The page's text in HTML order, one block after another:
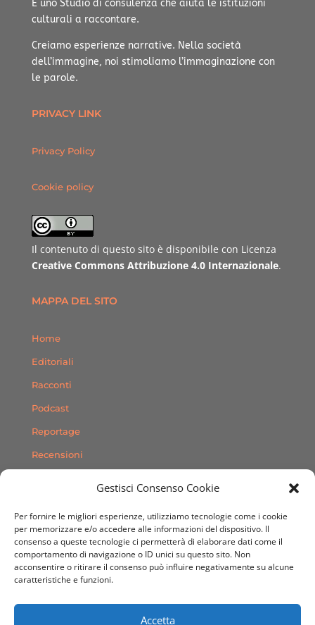
Gestisci Consenso Cookie
Per fornire le migliori esperienze, utilizziamo tecnologie come i cookie
per memorizzare e/o accedere alle informazioni del dispositivo. Il
consenso a queste tecnologie ci permetterà di elaborare dati come il
comportamento di navigazione o ID unici su questo sito. Non
acconsentire o ritirare il consenso può influire negativamente su alcune
caratteristiche e funzioni.
Accetta
È uno Studio di consulenza che aiuta le istituzioni
culturali a raccontare.
Creiamo esperienze narrative. Nella società
dell’immagine, noi stimoliamo l’immaginazione con
le parole.
PRIVACY LINK
Privacy Policy
Cookie policy
Il contenuto di questo sito è disponibile con Licenza
Creative Commons Attribuzione 4.0 Internazionale.
MAPPA DEL SITO
Home
Editoriali
Racconti
Podcast
Reportage
Recensioni
Contatti
SEGUICI SUI SOCIAL